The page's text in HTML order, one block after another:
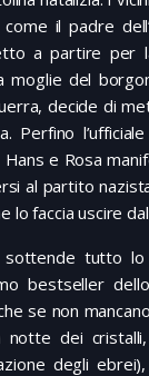
il padre
a partire per
moglie del
decide di
Perfino
e Rosa
al partito
lo faccia uscire
tutto lo
bestseller
se non
notte dei
degli